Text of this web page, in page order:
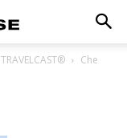
TRAVELCAST®
Che